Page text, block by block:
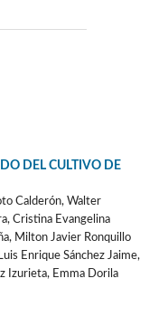
DEL CULTIVO DE
Calderón, Walter
Cristina Evangelina
Milton Javier Ronquillo
Enrique Sánchez Jaime,
Izurieta, Emma Dorila